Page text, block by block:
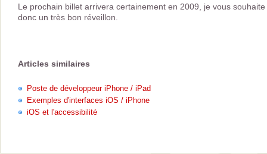
Le prochain billet arrivera certainement en 2009, je vous souhaite
donc un très bon réveillon.
Articles similaires
Poste de développeur iPhone / iPad
Exemples d'interfaces iOS / iPhone
iOS et l'accessibilité